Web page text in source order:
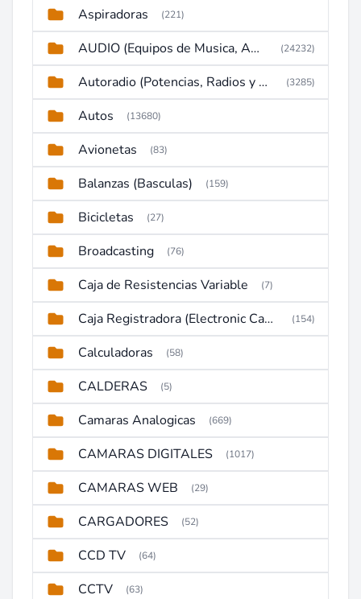
Aspiradoras (221)
AUDIO (Equipos de Musica, Amplificadores, Reproductores, Etc) (24232)
Autoradio (Potencias, Radios y DVD) (3285)
Autos (13680)
Avionetas (83)
Balanzas (Basculas) (159)
Bicicletas (27)
Broadcasting (76)
Caja de Resistencias Variable (7)
Caja Registradora (Electronic Cash Register) (154)
Calculadoras (58)
CALDERAS (5)
Camaras Analogicas (669)
CAMARAS DIGITALES (1017)
CAMARAS WEB (29)
CARGADORES (52)
CCD TV (64)
CCTV (63)